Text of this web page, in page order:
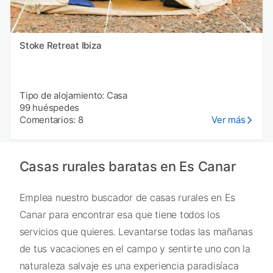
Stoke Retreat Ibiza
Tipo de alojamiento: Casa
99 huéspedes
Comentarios: 8
Ver más
Casas rurales baratas en Es Canar
Emplea nuestro buscador de casas rurales en Es
Canar para encontrar esa que tiene todos los
servicios que quieres. Levantarse todas las mañanas
de tus vacaciones en el campo y sentirte uno con la
naturaleza salvaje es una experiencia paradisíaca